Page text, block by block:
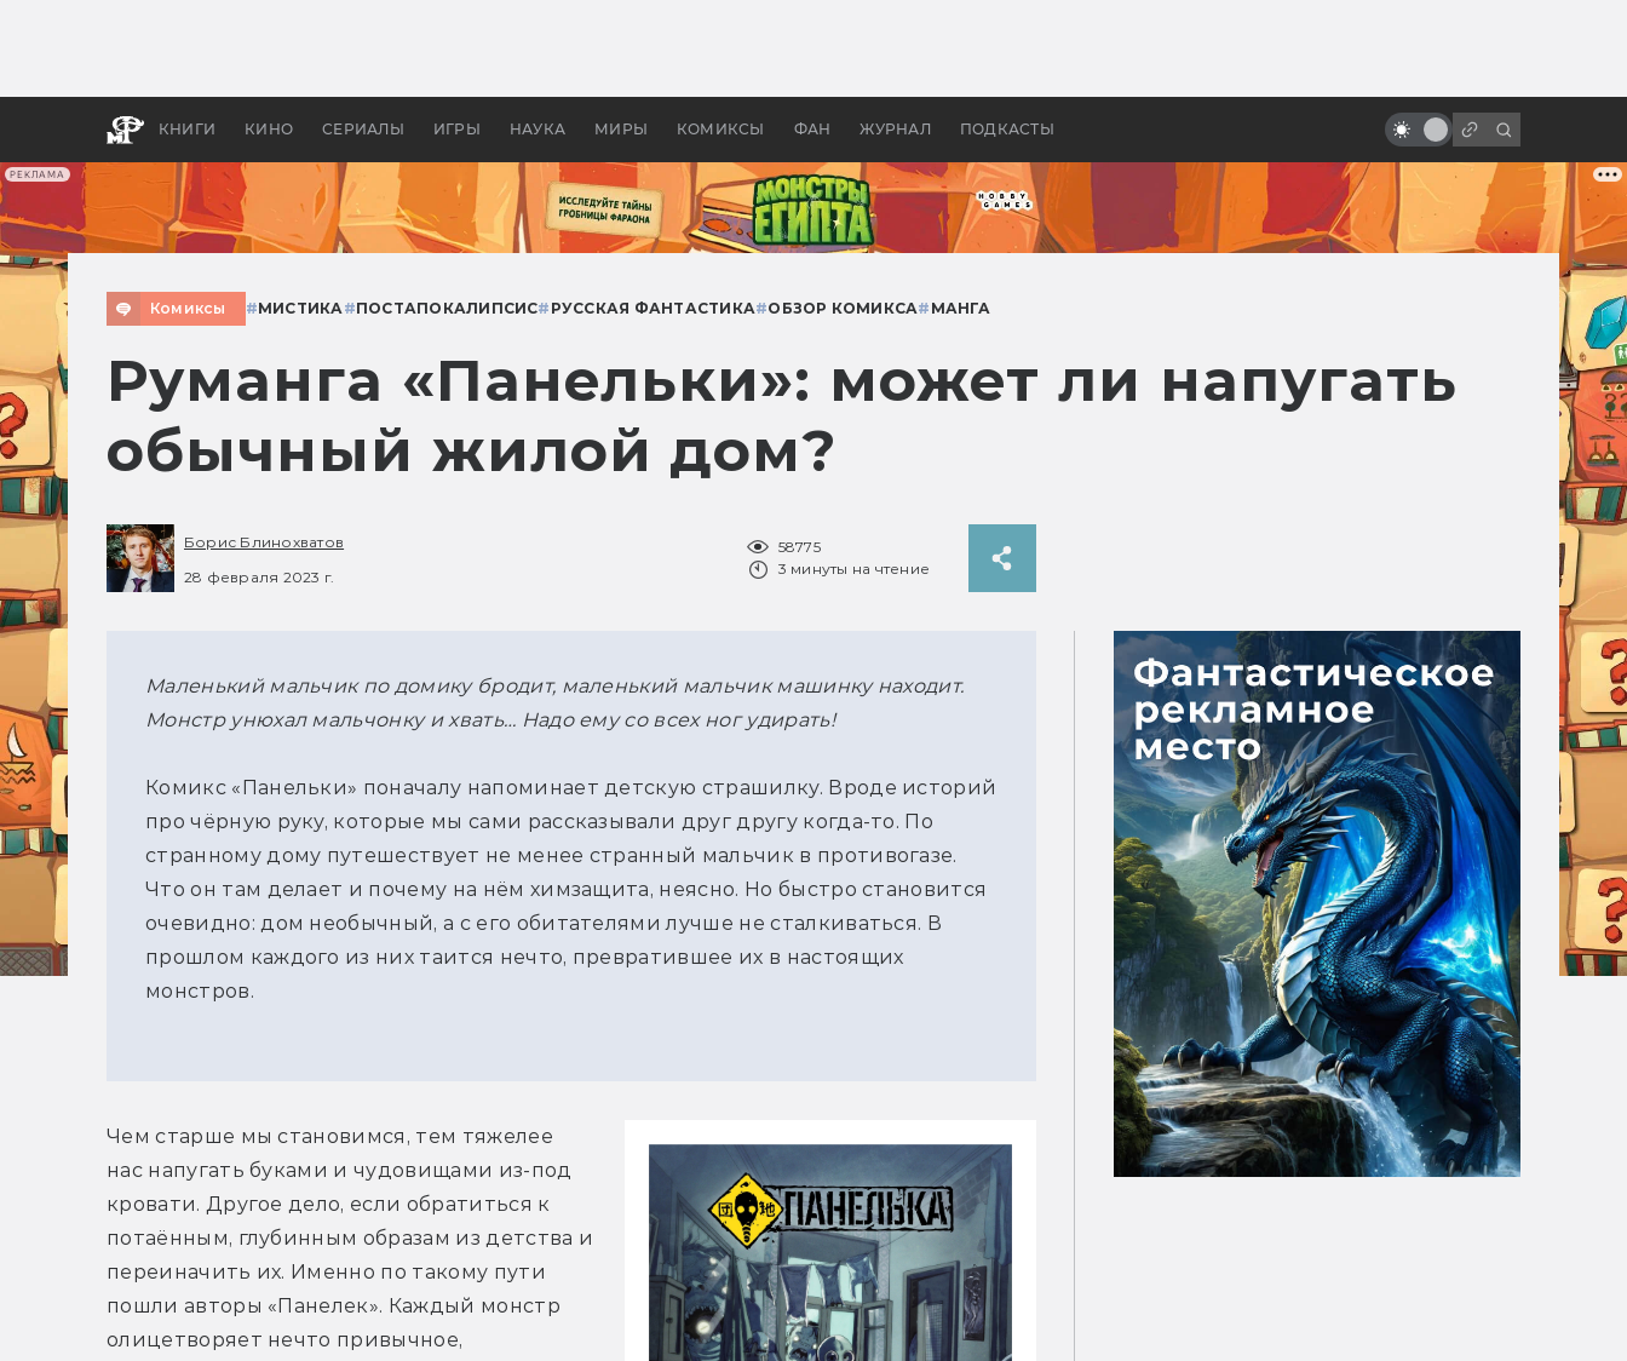
РЕКЛАМА
КНИГИ КИНО СЕРИАЛЫ ИГРЫ НАУКА МИРЫ КОМИКСЫ ФАН ЖУРНАЛ ПОДКАСТЫ
бы «Властелина колец»
Древней Грецией
Фильмы на Хэллоуин: топ-10
Комиксы #МИСТИКА#ПОСТАПОКАЛИПСИС# РУССКАЯ ФАНТАСТИКА#ОБЗОР КОМИКСА# МАНГА
Руманга «Панельки»: может ли напугать
обычный жилой дом?
Борис Блинохватов
28 февраля 2023 г.
58775
3 минуты на чтение
Маленький мальчик по домику бродит, маленький мальчик машинку находит.
Монстр унюхал мальчонку и хвать… Надо ему со всех ног удирать!
Комикс «Панельки» поначалу напоминает детскую страшилку. Вроде историй
про чёрную руку, которые мы сами рассказывали друг другу когда-то. По
странному дому путешествует не менее странный мальчик в противогазе.
Что он там делает и почему на нём химзащита, неясно. Но быстро становится
очевидно: дом необычный, а с его обитателями лучше не сталкиваться. В
прошлом каждого из них таится нечто, превратившее их в настоящих
монстров.
Чем старше мы становимся, тем тяжелее
нас напугать буками и чудовищами из-под
кровати. Другое дело, если обратиться к
потаённым, глубинным образам из детства и
переиначить их. Именно по такому пути
пошли авторы «Панелек». Каждый монстр
олицетворяет нечто привычное,